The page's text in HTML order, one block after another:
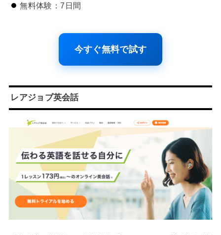
無料体験：7日間
今すぐ無料で試す
レアジョブ英会話